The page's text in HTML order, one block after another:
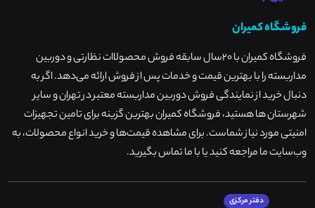
فروشگاه کمیران
فروشگاه کمیران با ۲۰سال سابقه فروش محصولاات نظارتی و دوربین
مداربسته را با بهترین قیمت و خدمات پس از فروش ارائه می‌دهد. اگر به
دنبال خرید از نمایندگی فروش دوربین مداربسته معتبر در تهران و سایر
شهرستان ها هستید، فروشگاه کمیران بهترین گزینه برای تامین تجهیزات
امنیتی مورد نیاز شماست. برای مشاهده قیمت‌ها و خرید انواع محصولات، به
وب‌سایت ما مراجعه کنید یا با ما تماس بگیرید.
دفتر مرکزی